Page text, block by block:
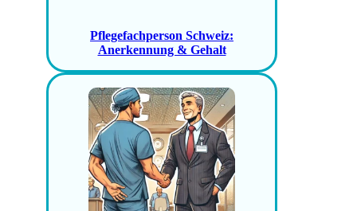
Pflegefachperson Schweiz:
Anerkennung & Gehalt